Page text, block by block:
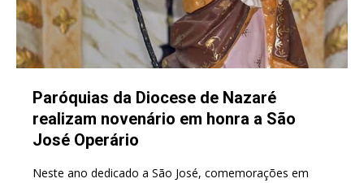
Paróquias da Diocese de Nazaré
realizam novenário em honra a São
José Operário
Neste ano dedicado a São José, comemorações em